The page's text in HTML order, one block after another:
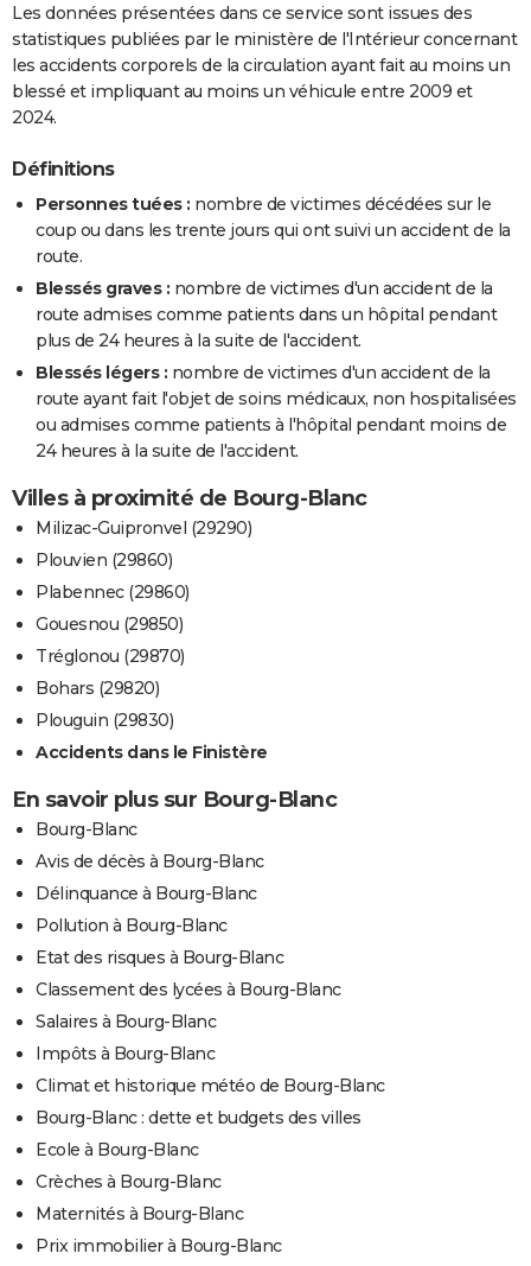
Les données présentées dans ce service sont issues des
statistiques publiées par le ministère de l'Intérieur concernant
les accidents corporels de la circulation ayant fait au moins un
blessé et impliquant au moins un véhicule entre 2009 et
2024.
Définitions
Personnes tuées : nombre de victimes décédées sur le
coup ou dans les trente jours qui ont suivi un accident de la
route.
Blessés graves : nombre de victimes d'un accident de la
route admises comme patients dans un hôpital pendant
plus de 24 heures à la suite de l'accident.
Blessés légers : nombre de victimes d'un accident de la
route ayant fait l'objet de soins médicaux, non hospitalisées
ou admises comme patients à l'hôpital pendant moins de
24 heures à la suite de l'accident.
Villes à proximité de Bourg-Blanc
Milizac-Guipronvel (29290)
Plouvien (29860)
Plabennec (29860)
Gouesnou (29850)
Tréglonou (29870)
Bohars (29820)
Plouguin (29830)
Accidents dans le Finistère
En savoir plus sur Bourg-Blanc
Bourg-Blanc
Avis de décès à Bourg-Blanc
Délinquance à Bourg-Blanc
Pollution à Bourg-Blanc
Etat des risques à Bourg-Blanc
Classement des lycées à Bourg-Blanc
Salaires à Bourg-Blanc
Impôts à Bourg-Blanc
Climat et historique météo de Bourg-Blanc
Bourg-Blanc : dette et budgets des villes
Ecole à Bourg-Blanc
Crèches à Bourg-Blanc
Maternités à Bourg-Blanc
Prix immobilier à Bourg-Blanc